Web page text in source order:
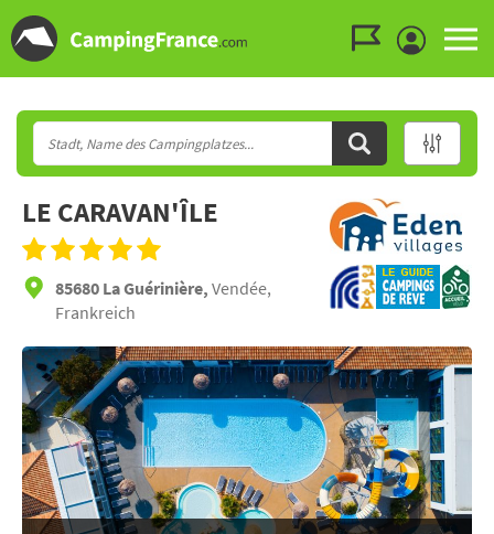
LE CARAVAN'ÎLE
85680 La Guérinière, Vendée,
Frankreich